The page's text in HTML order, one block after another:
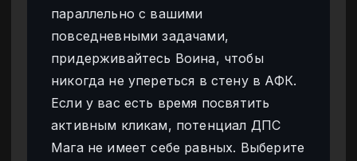
параллельно с вашими
повседневными задачами,
придерживайтесь Воина, чтобы
никогда не упереться в стену в АФК.
Если у вас есть время посвятить
активным кликам, потенциал ДПС
Мага не имеет себе равных. Выберите